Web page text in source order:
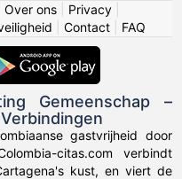
Over ons Privacy
Contact FAQ
Gemeenschap –
gastvrijheid door
citas.com verbindt
kust, en viert de